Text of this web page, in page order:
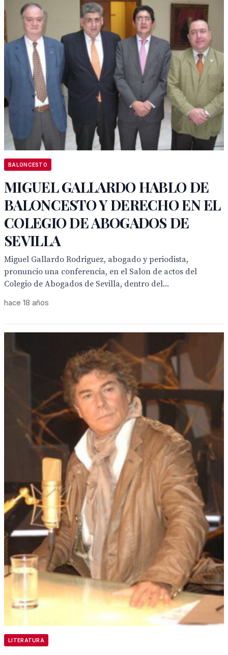
BALONCESTO
MIGUEL GALLARDO HABLO DE
BALONCESTO Y DERECHO EN EL
COLEGIO DE ABOGADOS DE
SEVILLA
Miguel Gallardo Rodriguez, abogado y periodista,
pronuncio una conferencia, en el Salon de actos del
Colegio de Abogados de Sevilla, dentro del...
hace 18 años
LITERATURA